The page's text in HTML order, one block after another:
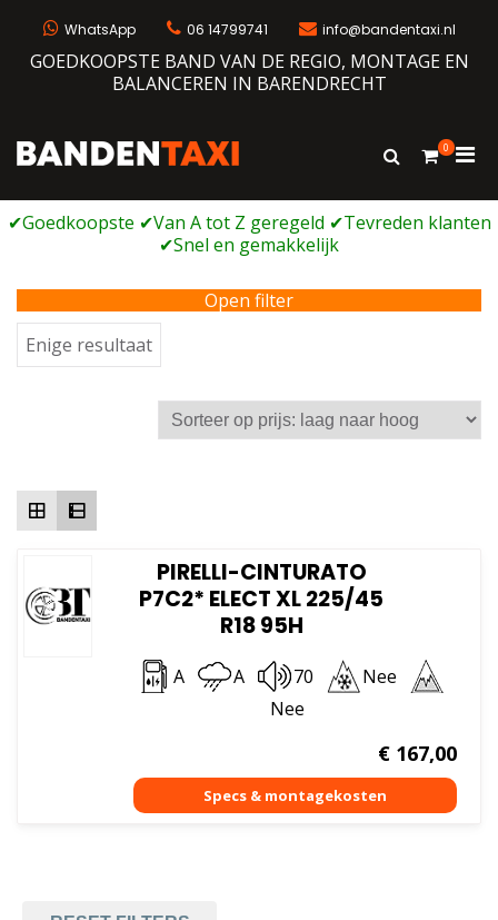
WhatsApp 06 14799741 info@bandentaxi.nl
GOEDKOOPSTE BAND VAN DE REGIO, MONTAGE EN
BALANCEREN IN BARENDRECHT
Bandengarage met eigen webshop
Toon
0
voor
Open filter
Enige resultaat
PIRELLI-CINTURATO
P7C2* ELECT XL 225/45
R18 95H
A A 70
Nee
Nee
€167,00